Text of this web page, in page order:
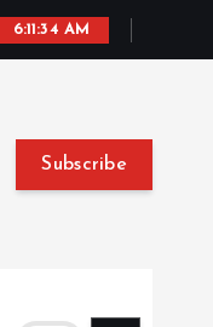
6:11:35 AM
Subscribe